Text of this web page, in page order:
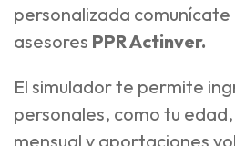
personalizada comunícate
asesores PPR Actinver.
El simulador te permite
personales, como tu
mensual y aportaciones